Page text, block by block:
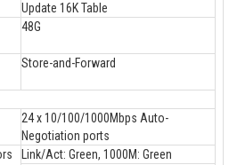
Update 16K Table
48G
Store-and-Forward
24 x 10/100/1000Mbps Auto-
Negotiation ports
Link/Act: Green, 1000M: Green